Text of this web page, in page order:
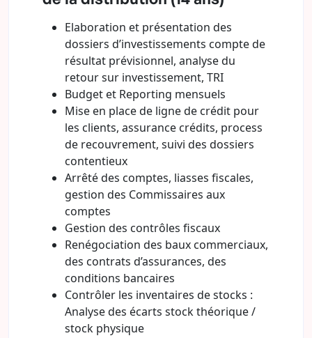
Elaboration et présentation des
dossiers d’investissements compte de
résultat prévisionnel, analyse du
retour sur investissement, TRI
Budget et Reporting mensuels
Mise en place de ligne de crédit pour
les clients, assurance crédits, process
de recouvrement, suivi des dossiers
contentieux
Arrêté des comptes, liasses fiscales,
gestion des Commissaires aux
comptes
Gestion des contrôles fiscaux
Renégociation des baux commerciaux,
des contrats d’assurances, des
conditions bancaires
Contrôler les inventaires de stocks :
Analyse des écarts stock théorique /
stock physique